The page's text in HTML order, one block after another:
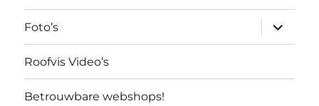
Foto’s
Roofvis Video’s
Betrouwbare webshops!